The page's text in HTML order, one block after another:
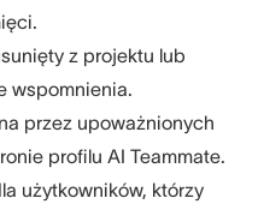
z projektu lub
wspomnienia.
przez upoważnionych
profilu AI Teammate.
użytkowników, którzy